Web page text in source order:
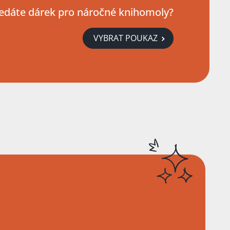
dárek pro náročné knihomoly?
VYBRAT POUKAZ